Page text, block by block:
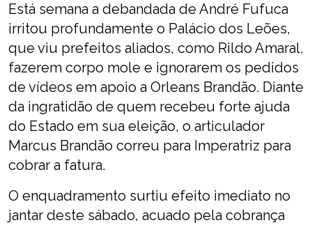
Está semana a debandada de André Fufuca
irritou profundamente o Palácio dos Leões,
que viu prefeitos aliados, como Rildo Amaral,
fazerem corpo mole e ignorarem os pedidos
de vídeos em apoio a Orleans Brandão. Diante
da ingratidão de quem recebeu forte ajuda
do Estado em sua eleição, o articulador
Marcus Brandão correu para Imperatriz para
cobrar a fatura.
O enquadramento surtiu efeito imediato no
jantar deste sábado, acuado pela cobrança